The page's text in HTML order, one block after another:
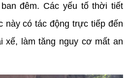
đêm. Các yếu tố thời tiết
này có tác động trực tiếp đến
xế, làm tăng nguy cơ mất an